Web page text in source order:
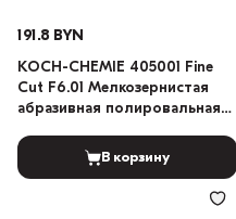
191.8 BYN
KOCH-CHEMIE 405001 Fine
Cut F6.01 Мелкозернистая
абразивная полировальная
В корзину